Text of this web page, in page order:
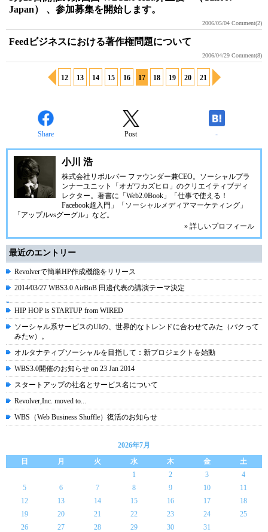
Japan） 、参加募集を開始します。
2006/05/04 Comment(2)
Feedビジネスにおける著作権問題について
2006/04/29 Comment(8)
12 13 14 15 16 17 18 19 20 21
Share Post -
小川 浩
株式会社リボルバー ファウンダー兼CEO。ソーシャルプラ
ンナーユニット「オガワカズヒロ」のクリエイティブディ
レクター。著書に「Web2.0Book」「仕事で使える！
Facebook超入門」「ソーシャルメディアマーケティング」
「アップルvsグーグル」など。
» 詳しいプロフィール
最近のエントリー
Revolverで簡単HP作成機能をリリース
2014/03/27 WBS3.0 AirBnB 田邊代表の講演テーマ決定
HIP HOP is STARTUP from WIRED
ソーシャル系サービスのUIの、世界的なトレンドに合わせてみた（パクって
みたw）。
オルタナティブソーシャルを目指して：新プロジェクトを始動
WBS3.0開催のお知らせ on 23 Jan 2014
スタートアップの社名とサービス名について
Revolver,Inc. moved to...
WBS（Web Business Shuffle）復活のお知らせ
2026年7月
日
月 火 水 木 金
土
1
2 3
4
5
6 7 8 9 10
11
12
13 14 15 16 17
18
19
20 21 22 23 24
25
26
27 28 29 30 31